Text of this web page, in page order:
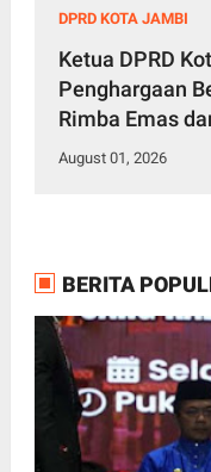
DPRD KOTA JAMBI
Ketua DPRD
Penghargaan
Rimba Emas
Malaysia
August 01, 2026
BERITA